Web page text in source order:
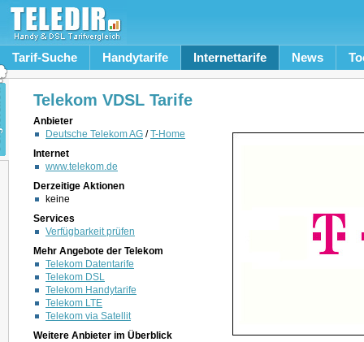
Tarif-Suche Handytarife Internettarife News
Telekom VDSL Tarife
Anbieter
Deutsche Telekom AG /T-Home
Internet
www.telekom.de
Derzeitige Aktionen
keine
Services
Verfügbarkeit prüfen
Mehr Angebote der Telekom
Telekom Datentarife
Telekom DSL
Telekom Handytarife
Telekom LTE
Telekom via Satellit
Weitere Anbieter im Überblick